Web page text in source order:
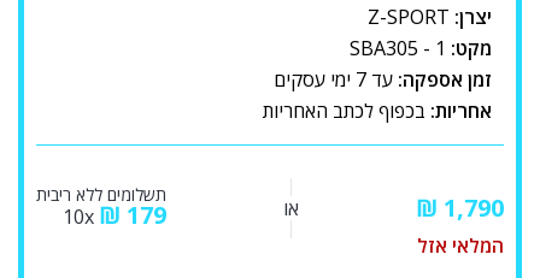
יצרן: Z-SPORT
מקט: SBA305 - 1
זמן אספקה: עד 7 ימי עסקים
אחריות: בכפוף לכתב האחריות
₪ או
תשלומים ללא ריבית
₪ 179
המלאי אזל